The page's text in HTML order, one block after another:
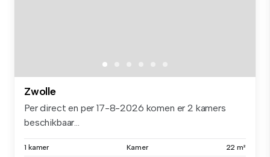
Zwolle
Per direct en per 17-8-2026 komen er 2 kamers
beschikbaar...
1 kamer Kamer 22 m²